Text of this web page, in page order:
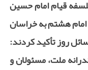
قیام امام حسین
امام هشتم به خراسان
روز تأکید کردند:
ملت، مسئولان و